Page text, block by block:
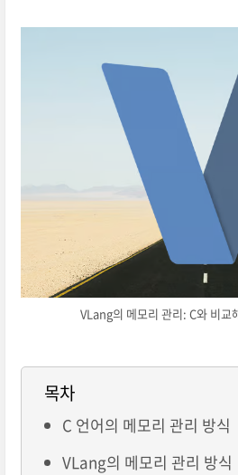
VLang의 메모리 관리: C와 비교
목차
C 언어의 메모리 관리 방식
VLang의 메모리 관리 방식